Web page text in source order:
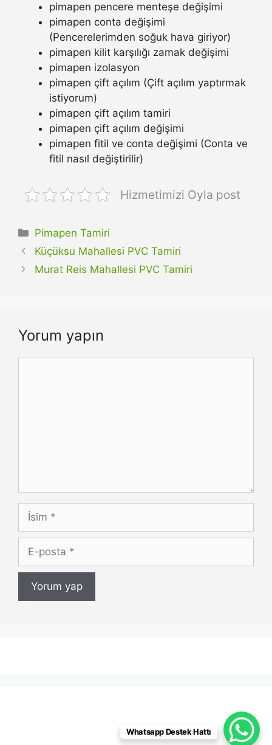
pimapen pencere menteşe değişimi
pimapen conta değişimi
(Pencerelerimden soğuk hava giriyor)
pimapen kilit karşılığı zamak değişimi
pimapen izolasyon
pimapen çift açılım (Çift açılım yaptırmak
istiyorum)
pimapen çift açılım tamiri
pimapen çift açılım değişimi
pimapen fitil ve conta değişimi (Conta ve
fitil nasıl değiştirilir)
Hizmetimizi Oyla post
Kategoriler
Pimapen Tamiri
Küçüksu Mahallesi PVC Tamiri
Murat Reis Mahallesi PVC Tamiri
Yorum yapın
İsim
posta
Whatsapp Destek Hattı